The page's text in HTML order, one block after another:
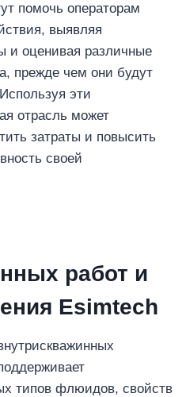
помочь операторам
выявляя
и оценивая различные
прежде чем они будут
эти
отрасль может
затраты и повысить
своей
работ и
Esimtech
типов флюидов, свойств